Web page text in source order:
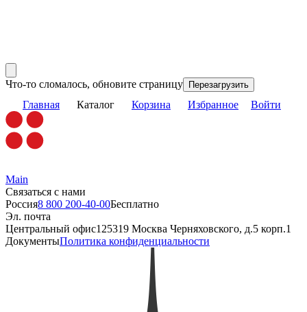
Что-то сломалось, обновите страницу Перезагрузить
Главная Каталог Корзина Избранное Войти
Main
Связаться с нами
Россия8 800 200-40-00Бесплатно
Эл. почта
Центральный офис125319 Москва Черняховского, д.5 корп.1
ДокументыПолитика конфиденциальности